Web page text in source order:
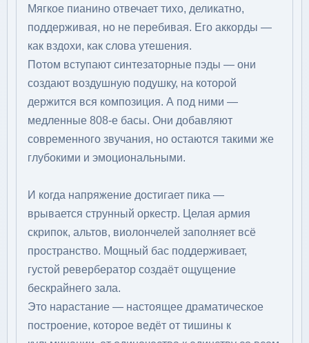
Мягкое пианино отвечает тихо, деликатно,
поддерживая, но не перебивая. Его аккорды —
как вздохи, как слова утешения.
Потом вступают синтезаторные пэды — они
создают воздушную подушку, на которой
держится вся композиция. А под ними —
медленные 808-е басы. Они добавляют
современного звучания, но остаются такими же
глубокими и эмоциональными.
И когда напряжение достигает пика —
врывается струнный оркестр. Целая армия
скрипок, альтов, виолончелей заполняет всё
пространство. Мощный бас поддерживает,
густой ревербератор создаёт ощущение
бескрайнего зала.
Это нарастание — настоящее драматическое
построение, которое ведёт от тишины к